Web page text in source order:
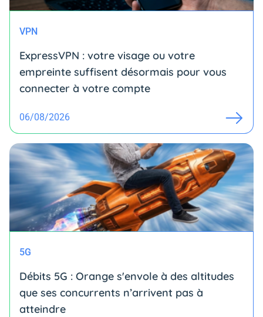
VPN
ExpressVPN : votre visage ou votre
empreinte suffisent désormais pour vous
connecter à votre compte
06/08/2026
5G
Débits 5G : Orange s'envole à des altitudes
que ses concurrents n’arrivent pas à
atteindre